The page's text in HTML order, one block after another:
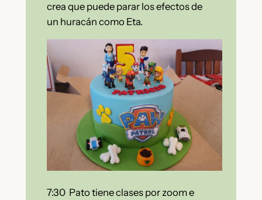
crea que puede parar los efectos de
un huracán como Eta.
7:30 Pato tiene clases por zoom e